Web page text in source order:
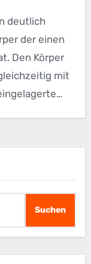
deutlich
der einen
Den Körper
mit